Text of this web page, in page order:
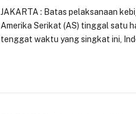
JAKARTA : Batas pelaksanaan
Amerika Serikat (AS) tinggal satu
tenggat waktu yang singkat ini,